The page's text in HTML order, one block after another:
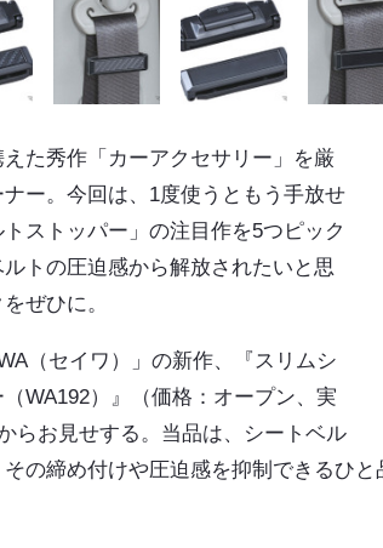
た秀作「カーアクセサリー」を厳
ー。今回は、1度使うともう手放せ
ストッパー 」の注目作を5つピック
トの圧迫感から解放されたいと思
ぜひに。
（セイワ）」の新作、『スリムシ
WA192）』（価格：オープン、実
らお見せする。当品は、シートベル
その締め付けや圧迫感を抑制できるひ